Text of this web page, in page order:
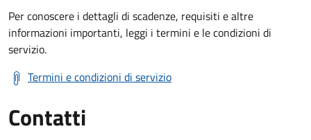
Per conoscere i dettagli di scadenze, requisiti e altre
informazioni importanti, leggi i termini e le condizioni di
servizio.
Termini e condizioni di servizio
Contatti